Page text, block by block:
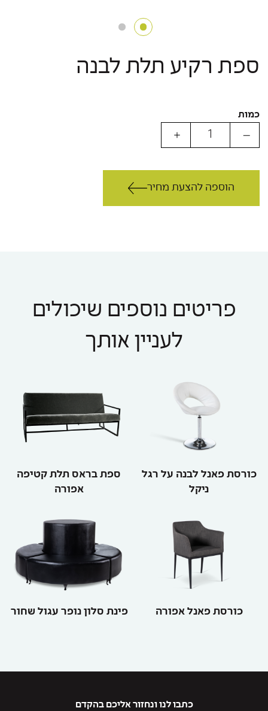
ספת רקיע תלת לבנה
כמות
הוספה להצעת מחיר
פריטים נוספים שיכולים
לעניין אותך
כורסת פאנל לבנה על רגל
ניקל
ספת בראס תלת קטיפה
אפורה
כורסת פאנל אפורה פינת סלון נופר עגול שחור
כתבו לנו ונחזור אליכם בהקדם